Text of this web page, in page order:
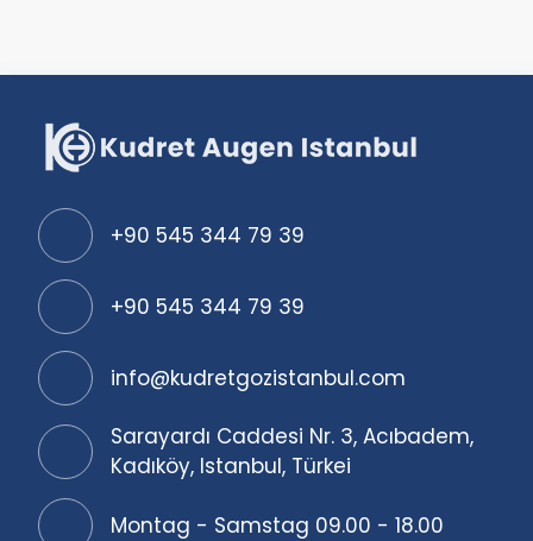
+90 545 344 79 39
+90 545 344 79 39
info@kudretgozistanbul.com
Sarayardı Caddesi Nr. 3, Acıbadem,
Kadıköy, Istanbul, Türkei
Montag - Samstag 09.00 - 18.00